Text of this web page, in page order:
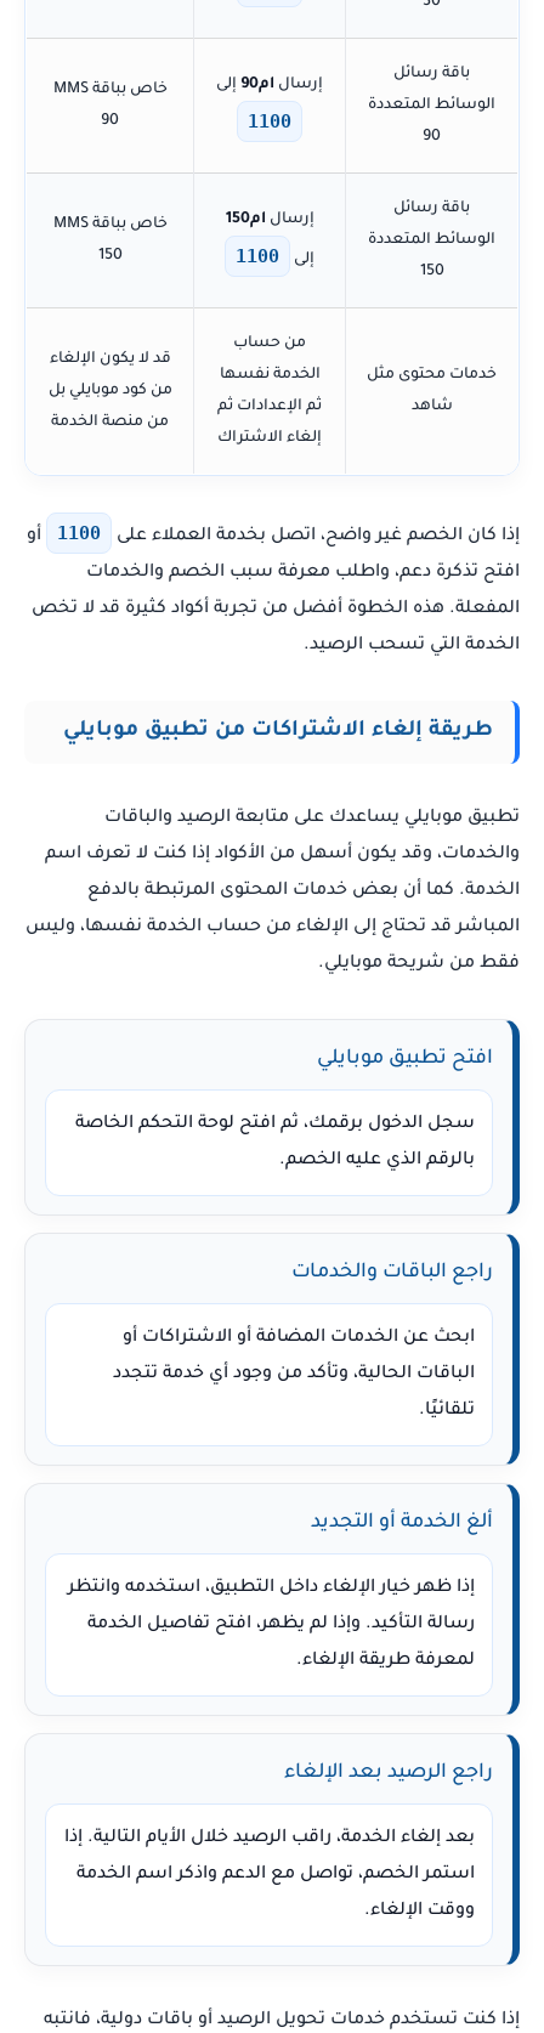
باقة رسائل
الوسائط المتعددة
90
إرسال ام90 إلى
1100
خاص بباقة MMS
90
باقة رسائل
الوسائط المتعددة
150
إرسال ام150
إلى 1100
خاص بباقة MMS
150
خدمات محتوى مثل
شاهد
من حساب
الخدمة نفسها
ثم الإعدادات ثم
إلغاء الاشتراك
قد لا يكون الإلغاء
من كود موبايلي بل
من منصة الخدمة
إذا كان الخصم غير واضح، اتصل بخدمة العملاء على 1100
أو
افتح تذكرة دعم، واطلب معرفة سبب الخصم والخدمات
المفعلة. هذه الخطوة أفضل من تجربة أكواد كثيرة قد لا تخص
الخدمة التي تسحب الرصيد.
طريقة إلغاء الاشتراكات من تطبيق موبايلي
تطبيق موبايلي يساعدك على متابعة الرصيد والباقات
والخدمات، وقد يكون أسهل من الأكواد إذا كنت لا تعرف اسم
الخدمة. كما أن بعض خدمات المحتوى المرتبطة بالدفع
المباشر قد تحتاج إلى الإلغاء من حساب الخدمة نفسها، وليس
فقط من شريحة موبايلي.
افتح تطبيق موبايلي
سجل الدخول برقمك، ثم افتح لوحة التحكم الخاصة
بالرقم الذي عليه الخصم.
راجع الباقات والخدمات
ابحث عن الخدمات المضافة أو الاشتراكات أو
الباقات الحالية، وتأكد من وجود أي خدمة تتجدد
تلقائيًا.
ألغ الخدمة أو التجديد
إذا ظهر خيار الإلغاء داخل التطبيق، استخدمه وانتظر
رسالة التأكيد. وإذا لم يظهر، افتح تفاصيل الخدمة
لمعرفة طريقة الإلغاء.
راجع الرصيد بعد الإلغاء
بعد إلغاء الخدمة، راقب الرصيد خلال الأيام التالية. إذا
استمر الخصم، تواصل مع الدعم واذكر اسم الخدمة
ووقت الإلغاء.
إذا كنت تستخدم خدمات تحويل الرصيد أو باقات دولية، فانتبه